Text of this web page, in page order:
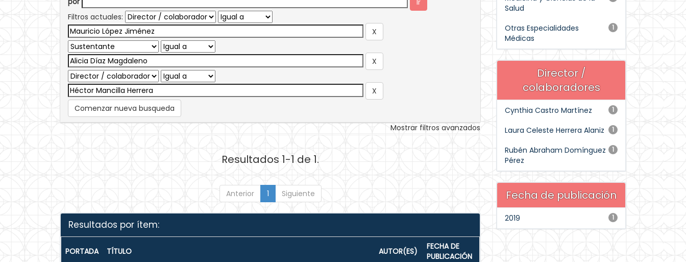
Filtros actuales:
Comenzar nueva busqueda
Mostrar filtros avanzados
Resultados 1-1 de 1.
Anterior 1 Siguiente
Resultados por ítem:
PORTADA TÍTULO AUTOR(ES)
FECHA DE
PUBLICACIÓN
Salud
1
Otras Especialidades
Médicas
Director /
colaboradores
1
Cynthia Castro Martínez
1
Laura Celeste Herrera Alaniz
1
Rubén Abraham Domínguez
Pérez
Fecha de publicación
1
2019